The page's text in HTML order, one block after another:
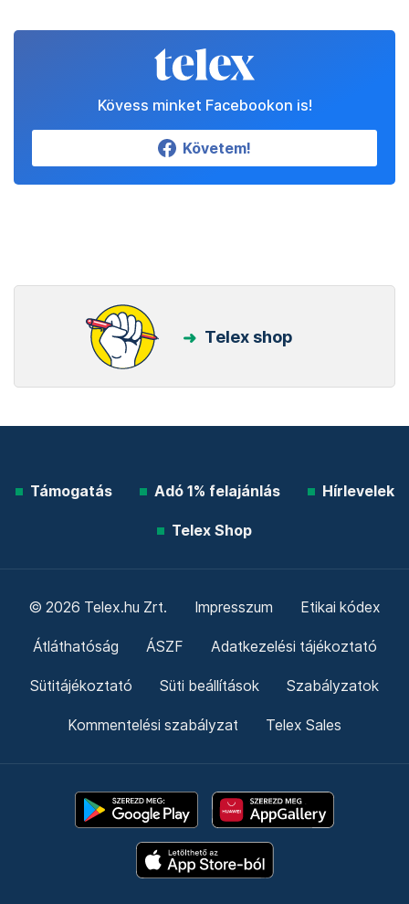
Kövess minket Facebookon is!
Követem!
Telex shop
Támogatás Adó 1% felajánlás Hírlevelek
Telex Shop
© 2026 Telex.hu Zrt. Impresszum Etikai kódex
Átláthatóság ÁSZF Adatkezelési tájékoztató
Sütitájékoztató Süti beállítások Szabályzatok
Kommentelési szabályzat Telex Sales